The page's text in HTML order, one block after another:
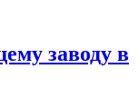
заводу в